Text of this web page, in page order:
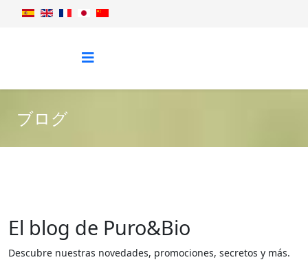
ブログ
El blog de Puro&Bio
Descubre nuestras novedades, promociones, secretos y más.